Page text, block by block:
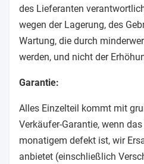
des Lieferanten
wegen der Lagerung, des
Wartung, die durch
werden, und nicht der
Garantie:
Alles Einzelteil kommt mit
Verkäufer-Garantie, wenn
monatigem defekt ist, wir
anbietet (einschließlich